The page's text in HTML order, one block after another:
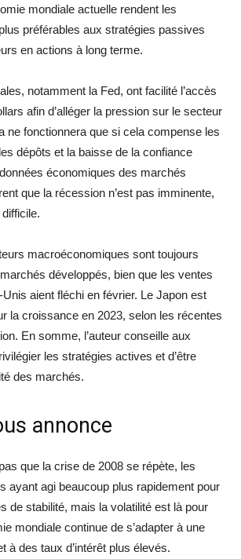
mondiale actuelle rendent les
préférables aux stratégies passives
en actions à long terme.
notamment la Fed, ont facilité l’accès
afin d’alléger la pression sur le secteur
ne fonctionnera que si cela compense les
dépôts et la baisse de la confiance
économiques des marchés
que la récession n’est pas imminente,
macroéconomiques sont toujours
développés, bien que les ventes
aient fléchi en février. Le Japon est
la croissance en 2023, selon les récentes
En somme, l’auteur conseille aux
les stratégies actives et d’être
des marchés.
annonce
que la crise de 2008 se répète, les
ayant agi beaucoup plus rapidement pour
de stabilité, mais la volatilité est là pour
mondiale continue de s’adapter à une
à des taux d’intérêt plus élevés.